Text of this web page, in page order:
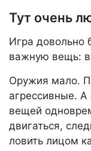
Тут очень
Игра довольно
важную вещь:
Оружия мало.
агрессивные.
вещей
двигаться,
ловить лицом